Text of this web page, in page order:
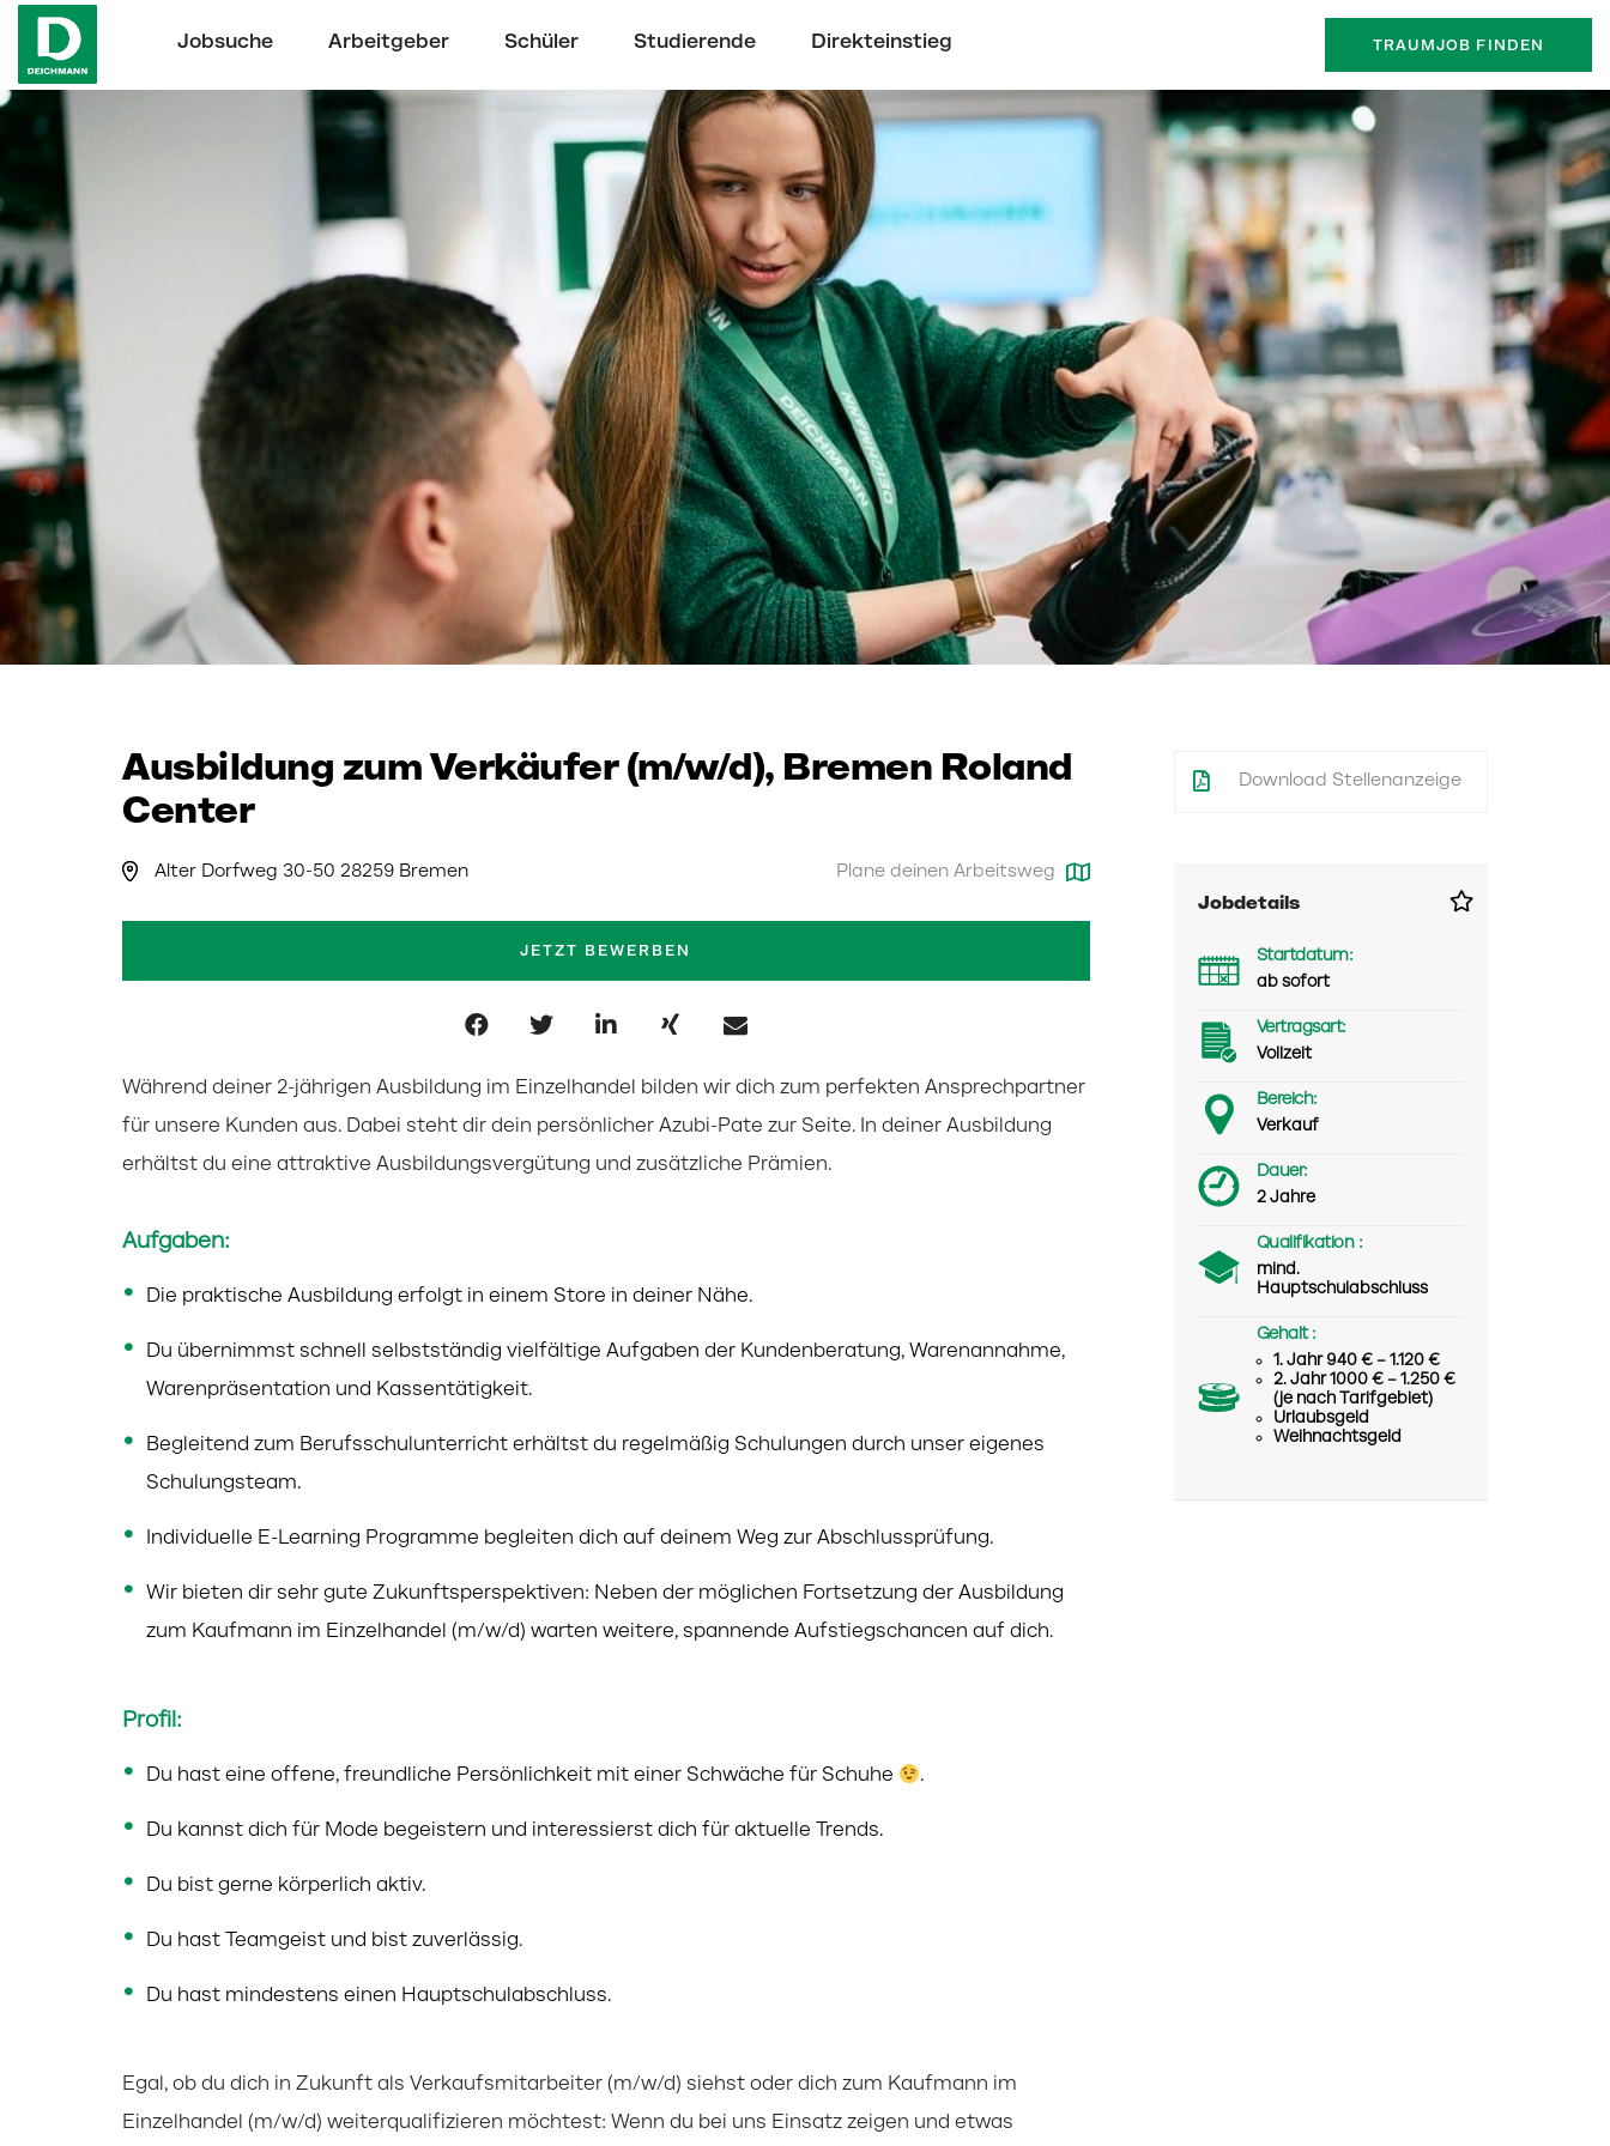
Jobsuche Arbeitgeber Schüler Studierende Direkteinstieg TRAUMJOB FINDEN
Ausbildung zum Verkäufer (m/w/d), Bremen Roland
Center
Alter Dorfweg 30-50 28259 Bremen Plane deinen Arbeitsweg
JETZT BEWERBEN
Während deiner 2-jährigen Ausbildung im Einzelhandel bilden wir dich zum perfekten Ansprechpartner
für unsere Kunden aus. Dabei steht dir dein persönlicher Azubi-Pate zur Seite. In deiner Ausbildung
erhältst du eine attraktive Ausbildungsvergütung und zusätzliche Prämien.
Aufgaben:
Die praktische Ausbildung erfolgt in einem Store in deiner Nähe.
Du übernimmst schnell selbstständig vielfältige Aufgaben der Kundenberatung, Warenannahme,
Warenpräsentation und Kassentätigkeit.
Begleitend zum Berufsschulunterricht erhältst du regelmäßig Schulungen durch unser eigenes
Schulungsteam.
Individuelle E-Learning Programme begleiten dich auf deinem Weg zur Abschlussprüfung.
Wir bieten dir sehr gute Zukunftsperspektiven: Neben der möglichen Fortsetzung der Ausbildung
zum Kaufmann im Einzelhandel (m/w/d) warten weitere, spannende Aufstiegschancen auf dich.
Profil:
Du hast eine offene, freundliche Persönlichkeit mit einer Schwäche für Schuhe .
Du kannst dich für Mode begeistern und interessierst dich für aktuelle Trends.
Du bist gerne körperlich aktiv.
Du hast Teamgeist und bist zuverlässig.
Du hast mindestens einen Hauptschulabschluss.
Egal, ob du dich in Zukunft als Verkaufsmitarbeiter (m/w/d) siehst oder dich zum Kaufmann im
Einzelhandel (m/w/d) weiterqualifizieren möchtest: Wenn du bei uns Einsatz zeigen und etwas
Download Stellenanzeige
Jobdetails
Startdatum:
ab sofort
Vertragsart:
Vollzeit
Bereich:
Verkauf
Dauer:
2 Jahre
Qualifikation :
mind.
Hauptschulabschluss
Gehalt :
1. Jahr 940 € – 1.120 €
2. Jahr 1000 € – 1.250 €
(je nach Tarifgebiet)
Urlaubsgeld
Weihnachtsgeld